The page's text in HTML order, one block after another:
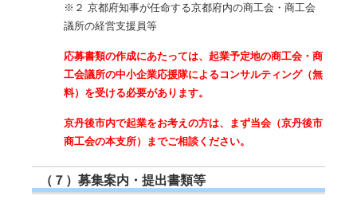
※２ 京都府知事が任命する京都府内の商工会・商工会
議所の経営支援員等
応募書類の作成にあたっては、起業予定地の商工会・商
工会議所の中小企業応援隊によるコンサルティング（無
料）を受ける必要があります。
京丹後市内で起業をお考えの方は、まず当会（京丹後市
商工会の本支所）までご相談ください。
（７）募集案内・提出書類等